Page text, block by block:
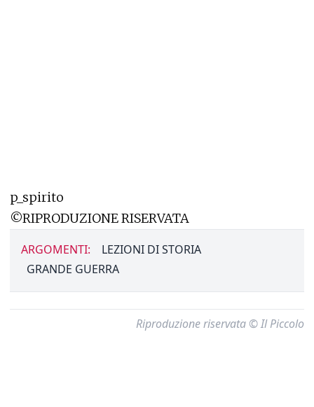
p_spirito
©RIPRODUZIONE RISERVATA
ARGOMENTI:
LEZIONI DI STORIA
GRANDE GUERRA
Riproduzione riservata © Il Piccolo